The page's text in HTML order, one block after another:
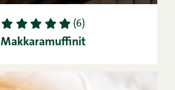
1 2 3 4 5 (6)
Makkaramuffinit